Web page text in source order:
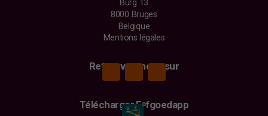
Burg 13
8000 Bruges
Belgique
Mentions légales
Retrouvez-nous sur
Télécharger Erfgoedapp